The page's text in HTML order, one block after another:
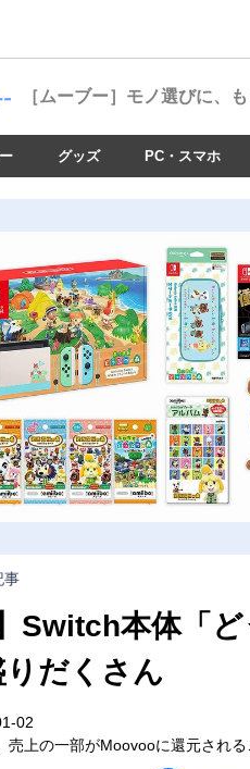
［ムーブー］ モノ選びに、も
グッズ PC・スマホ
事
Switch本体「
りだくさん
02
上の一部がMoovooに還元される